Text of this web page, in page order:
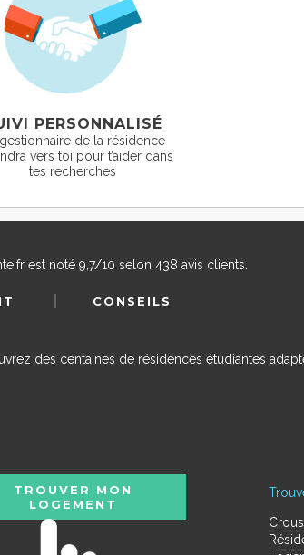
PERSONNALISÉ
gestionnaire de la résidence
vers toi pour t’aider dans
tes recherches
est noté 9,7/10 selon 438 avis clients.
CONSEILS
des centaines de résidences étudiantes
Crous
TROUVER MON
LOGEMENT